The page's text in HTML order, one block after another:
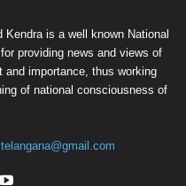
Kendra is a well known National
providing news and views of
and importance, thus working
of national consciousness of